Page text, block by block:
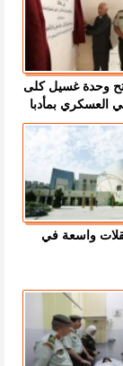
وحدة غسيل كلى
العسكري بمأدبا
واسعة في